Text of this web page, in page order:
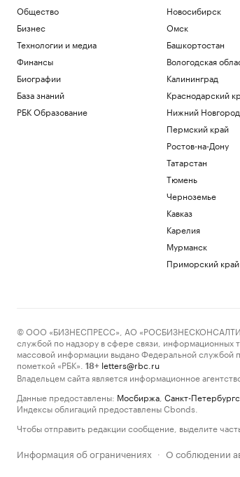
Politico рассказало, как «газовая
авантюра» Германии угрожает зиме в
ЕС
Экономика
Общество
Бизнес
Технологии и медиа
Финансы
Биографии
База знаний
РБК Образование
Новосибирск
Омск
Башкортостан
Вологодская
Калининград
Краснодарский
Нижний Новгород
Пермский край
Ростов-на-Дону
Татарстан
Тюмень
Черноземье
Кавказ
Карелия
Мурманск
Приморский край
© ООО «БИЗНЕСПРЕСС», АО «РОСБИЗНЕСКОНСАЛТИНГ»,
службой по надзору в сфере связи, информационных
массовой информации выдано Федеральной службой
пометкой «РБК».
18+ letters@rbc.ru
Владельцем сайта является информационное
Данные предоставлены: Мосбиржа Санкт-
Индексы облигаций предоставлены Cbonds.
Чтобы отправить редакции сообщение, выделите
Информация об ограничениях · О соблюдении